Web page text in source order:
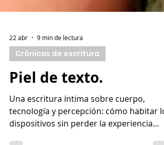
22 abr 9 min de lectura
Piel de texto.
Una escritura íntima sobre cuerpo,
tecnología y percepción: cómo habitar
dispositivos sin perder la experiencia